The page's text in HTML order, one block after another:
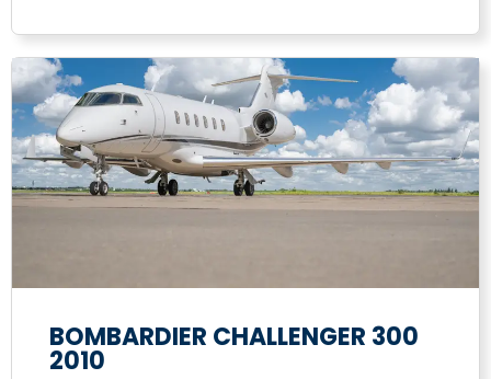
BOMBARDIER CHALLENGER 300
2010